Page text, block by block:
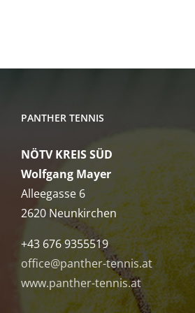
PANTHER TENNIS
NÖTV KREIS SÜD
Wolfgang Mayer
Alleegasse 6
2620 Neunkirchen
+43 676 9355519
office@panther-tennis.at
www.panther-tennis.at